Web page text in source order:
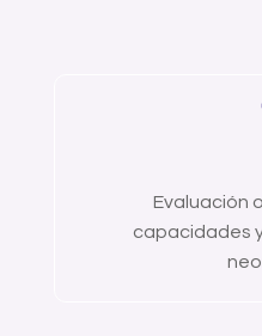
Evaluación
capacidades